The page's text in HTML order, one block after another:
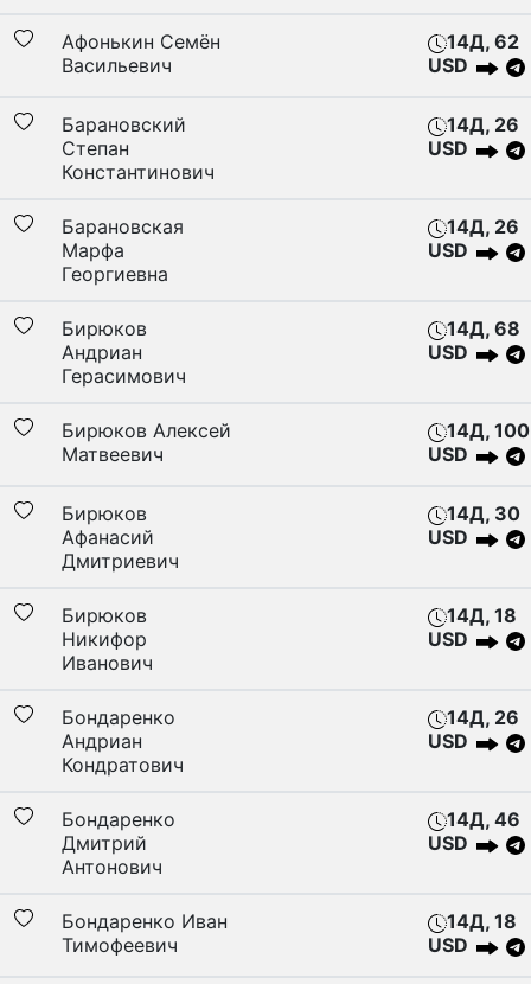
Афонькин Семён
Васильевич
14Д, 62
USD
Барановский
Степан
Константинович
14Д, 26
USD
Барановская
Марфа
Георгиевна
14Д, 26
USD
Бирюков
Андриан
Герасимович
14Д, 68
USD
Бирюков Алексей
Матвеевич
14Д, 100
USD
Бирюков
Афанасий
Дмитриевич
14Д, 30
USD
Бирюков
Никифор
Иванович
14Д, 18
USD
Бондаренко
Андриан
Кондратович
14Д, 26
USD
Бондаренко
Дмитрий
Антонович
14Д, 46
USD
Бондаренко Иван
Тимофеевич
14Д, 18
USD